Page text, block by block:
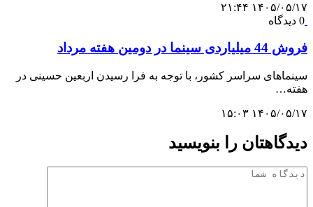
۱۴۰۵/۰۵/۱۷ ۲۱:۴۴
0 دیدگاه
فروش 44 میلیاردی سینما در دومین هفته مرداد
سینماهای سراسر کشور، با توجه به فرا رسیدن اربعین حسینی در
هفته‌…
۱۴۰۵/۰۵/۱۷ ۱۵:۰۳
دیدگاهتان را بنویسید